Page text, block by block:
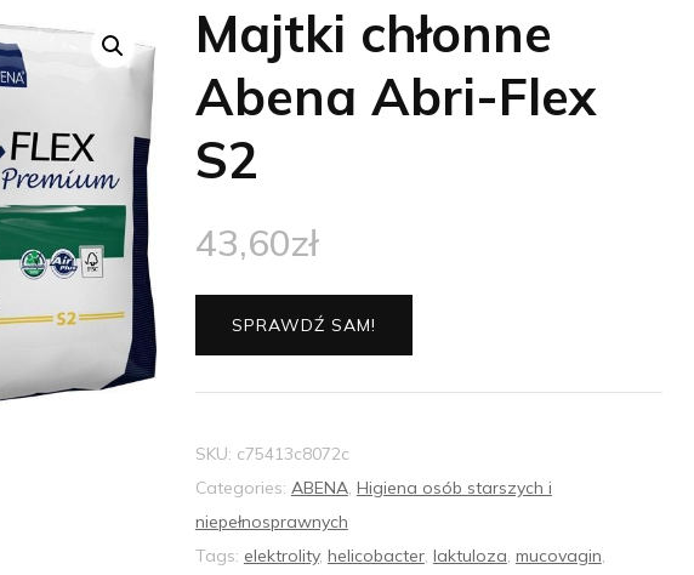
Majtki chłonne
Abena Abri-Flex
S2
43,60zł
SPRAWDŹ SAM!
SKU: c75413c8072c
Categories: ABENA, Higiena osób starszych i
niepełnosprawnych
Tags: elektrolity, helicobacter, laktuloza, mucovagin,